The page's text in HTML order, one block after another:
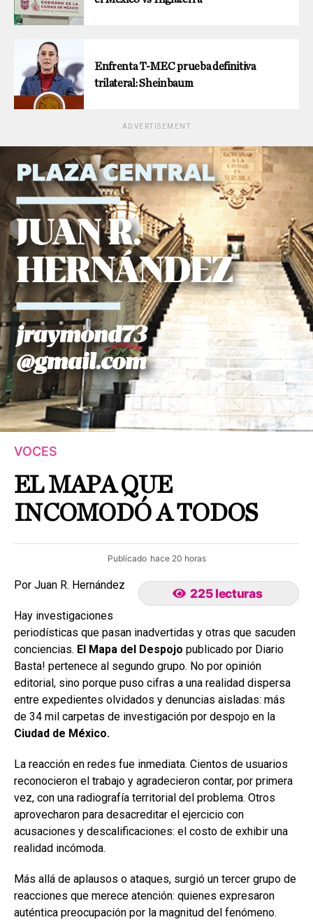
Enfrenta T-MEC prueba definitiva
trilateral: Sheinbaum
ADVERTISEMENT
VOCES
EL MAPA QUE
INCOMODÓ A TODOS
Publicado hace 20 horas
225 lecturas
Por Juan R. Hernández
Hay investigaciones
periodísticas que pasan inadvertidas y otras que sacuden
conciencias. El Mapa del Despojo publicado por Diario
Basta! pertenece al segundo grupo. No por opinión
editorial, sino porque puso cifras a una realidad dispersa
entre expedientes olvidados y denuncias aisladas: más
de 34 mil carpetas de investigación por despojo en la
Ciudad de México.
La reacción en redes fue inmediata. Cientos de usuarios
reconocieron el trabajo y agradecieron contar, por primera
vez, con una radiografía territorial del problema. Otros
aprovecharon para desacreditar el ejercicio con
acusaciones y descalificaciones: el costo de exhibir una
realidad incómoda.
Más allá de aplausos o ataques, surgió un tercer grupo de
reacciones que merece atención: quienes expresaron
auténtica preocupación por la magnitud del fenómeno.